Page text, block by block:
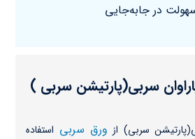
در جابه‌جایی
سربی(پارتیشن‌ سربی )
سربی) از ورق سربی استفاده